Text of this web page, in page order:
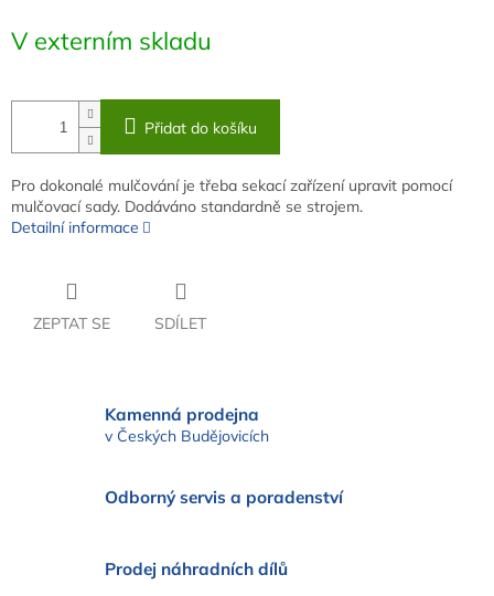
cena:
V externím skladu
Přidat do košíku
Pro dokonalé mulčování je třeba sekací zařízení upravit pomocí
mulčovací sady. Dodáváno standardně se strojem.
Detailní informace
ZEPTAT SE SDÍLET
Kamenná prodejna
v Českých Budějovicích
Odborný servis a poradenství
Prodej náhradních dílů